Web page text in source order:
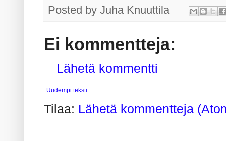
Posted byJuha Knuuttila
Ei kommentteja:
Lähetä kommentti
Uudempi teksti
Tilaa: Lähetä kommentteja